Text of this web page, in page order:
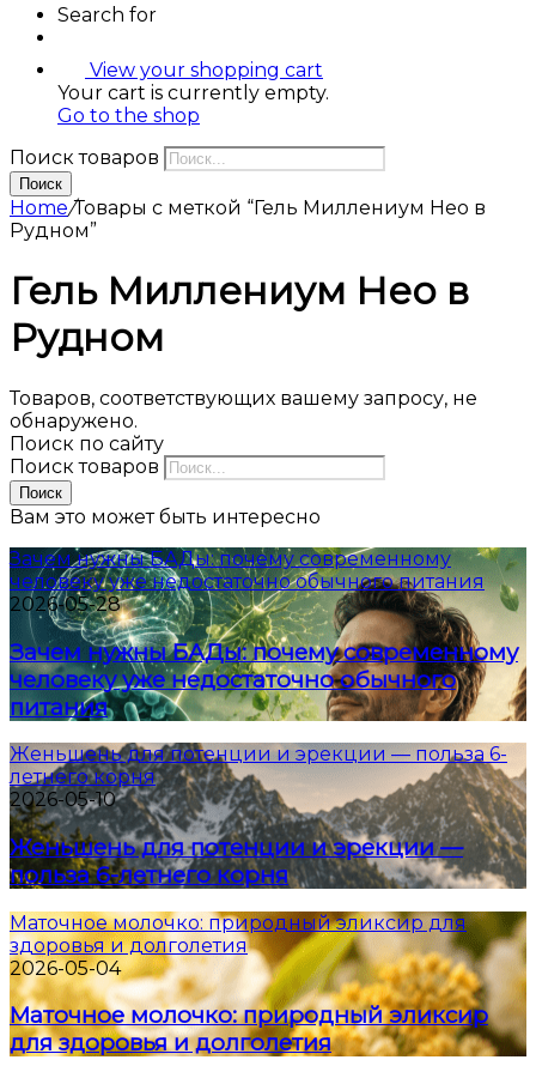
Search for
View your shopping cart
Your cart is currently empty.
Go to the shop
Поиск товаров
Поиск
Home/Товары с меткой “Гель Миллениум Нео в
Рудном”
Гель Миллениум Нео в
Рудном
Товаров, соответствующих вашему запросу, не
обнаружено.
Поиск по сайту
Поиск товаров
Поиск
Вам это может быть интересно
Зачем нужны БАДы: почему современному
человеку уже недостаточно обычного питания
2026-05-28
Зачем нужны БАДы: почему современному
человеку уже недостаточно обычного
питания
Женьшень для потенции и эрекции — польза 6-
летнего корня
2026-05-10
Женьшень для потенции и эрекции —
польза 6-летнего корня
Маточное молочко: природный эликсир для
здоровья и долголетия
2026-05-04
Маточное молочко: природный эликсир
для здоровья и долголетия